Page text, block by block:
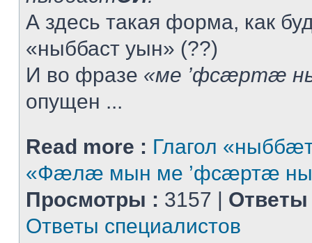
А здесь такая форма, как
«ныббаст уын» (??)
И во фразе «ме ’фсæртæ
опущен ...
Read more : Глагол
«Фæлæ мын ме ’фсæртæ
Просмотры : 3157 | Ответы
Ответы специалистов